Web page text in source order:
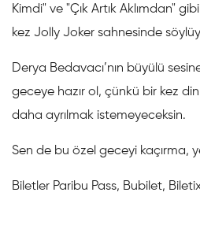
Kimdi" ve "Çık Artık Aklımdan"
kez Jolly Joker sahnesinde
Derya Bedavacı’nın büyülü
geceye hazır ol, çünkü bir kez
daha ayrılmak istemeyeceksin.
Sen de bu özel geceyi kaçırma,
Biletler Paribu Pass, Bubilet,